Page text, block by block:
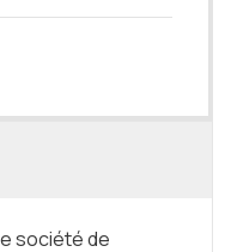
société de